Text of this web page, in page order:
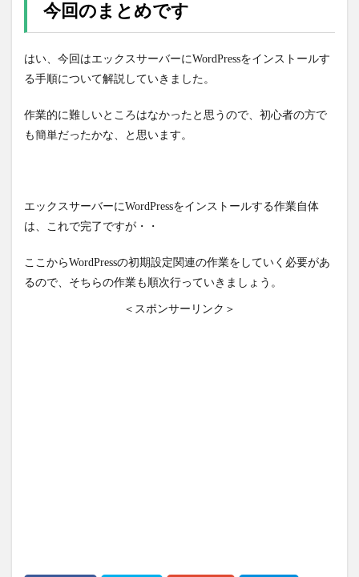
今回のまとめです
はい、今回はエックスサーバーにWordPressをインストールす
る手順について解説していきました。
作業的に難しいところはなかったと思うので、初心者の方で
も簡単だったかな、と思います。
エックスサーバーにWordPressをインストールする作業自体
は、これで完了ですが・・
ここからWordPressの初期設定関連の作業をしていく必要があ
るので、そちらの作業も順次行っていきましょう。
＜スポンサーリンク＞